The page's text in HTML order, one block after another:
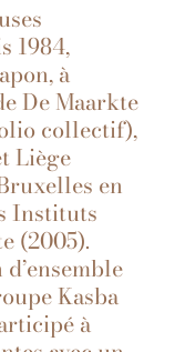
1984,
à
De Maarkte
collectif),
Liège
en
Instituts
(2005).
Kasba
à